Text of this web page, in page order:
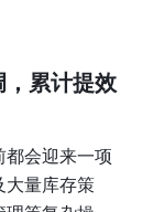
，累计提效
都会迎来一项
大量库存策